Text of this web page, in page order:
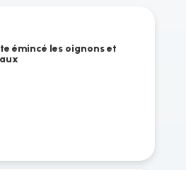
émincé les oignons et